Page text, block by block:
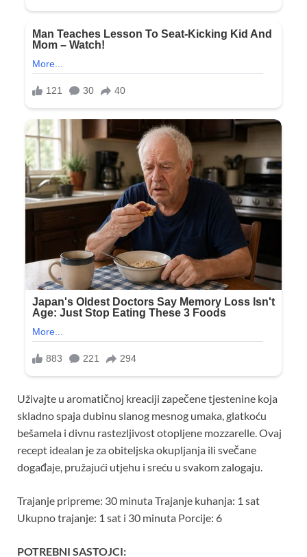
Uživajte u aromatičnoj kreaciji zapečene tjestenine koja
skladno spaja dubinu slanog mesnog umaka, glatkoću
bešamela i divnu rastezljivost otopljene mozzarelle. Ovaj
recept idealan je za obiteljska okupljanja ili svečane
događaje, pružajući utjehu i sreću u svakom zalogaju.
Trajanje pripreme: 30 minuta Trajanje kuhanja: 1 sat
Ukupno trajanje: 1 sat i 30 minuta Porcije: 6
POTREBNI SASTOJCI: